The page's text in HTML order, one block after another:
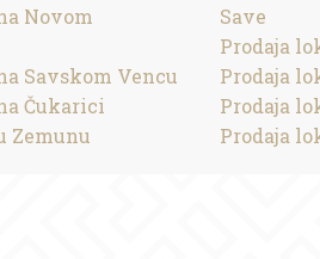
Novom
Savskom Vencu
Čukarici
Zemunu
Save
Prodaja
Prodaja
Prodaja
Prodaja